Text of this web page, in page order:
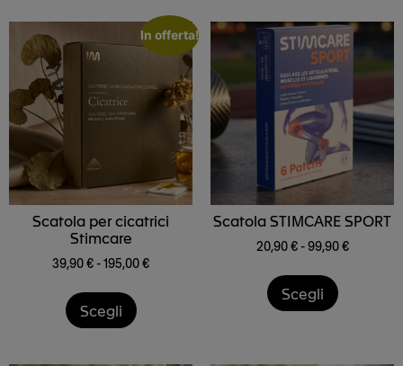
In offerta!
Scatola per cicatrici
Stimcare
39,90€ -195,00€
Scegli
Scatola STIMCARE SPORT
20,90€ -99,90€
Scegli